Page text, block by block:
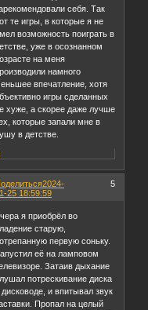
себя. Так
те игры, в которые я не
возможность поиграть в
уже в осознанном
на меня
намного
впечатление, хотя
игры сделанных
хуже, а скорее даже лучше
которые запали мне в
в детстве.
5
2024-
25 18:59:59
я приобрёл во
старую,
первую соньку.
её на ламповом
Затаив дыхание
потрескивание диска
дисководе, и впитывал звук
Пропал на целый